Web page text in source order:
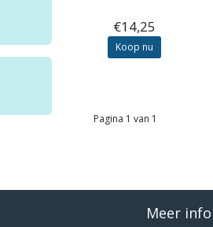
€14,25
Koop nu
Pagina 1 van 1
Meer